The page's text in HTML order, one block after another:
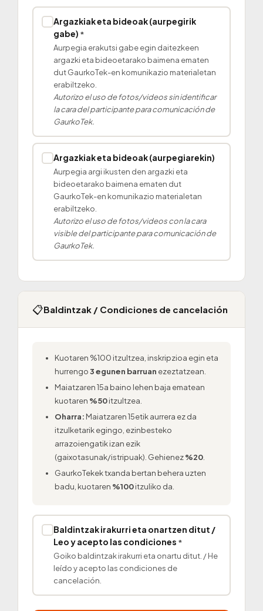
Argazkiak eta bideoak (aurpegirik
gabe) *
Aurpegia erakutsi gabe egin daitezkeen
argazki eta bideoetarako baimena ematen
dut GaurkoTek-en komunikazio materialetan
erabiltzeko.
Autorizo el uso de fotos/videos sin identificar
la cara del participante para comunicación de
GaurkoTek.
Argazkiak eta bideoak (aurpegiarekin)
Aurpegia argi ikusten den argazki eta
bideoetarako baimena ematen dut
GaurkoTek-en komunikazio materialetan
erabiltzeko.
Autorizo el uso de fotos/videos con la cara
visible del participante para comunicación de
GaurkoTek.
📋Baldintzak / Condiciones de cancelación
Kuotaren %100 itzultzea, inskripzioa egin eta
hurrengo3 egunen barruan ezeztatzean.
Maiatzaren 15a baino lehen baja ematean
kuotaren %50itzultzea.
Oharra: Maiatzaren 15etik aurrera ez da
itzulketarik egingo, ezinbesteko
arrazoiengatik izan ezik
(gaixotasunak/istripuak). Gehienez%20
GaurkoTekek txanda bertan behera uzten
badu, kuotaren %100itzuliko da.
Baldintzak irakurri eta onartzen ditut /
Leo y acepto las condiciones *
Goiko baldintzak irakurri eta onartu ditut. / He
leído y acepto las condiciones de
cancelación.